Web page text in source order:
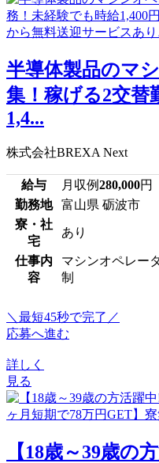
半導体製品のマ
集！稼げる2交替
1,4...
株式会社BREXA Next
給与 月収例280,000円
勤務地
富山県 砺波市
寮・社
宅
あり
仕事内
容
マシンオペレー
制
＼最短45秒で完了／
応募へ進む
詳しく
見る
【18歳～39歳の